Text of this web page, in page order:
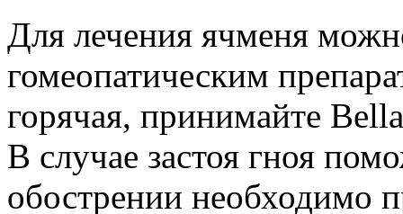
Для лечения ячменя
гомеопатическим
горячая, принимайте
В случае застоя гноя
обострении необходимо